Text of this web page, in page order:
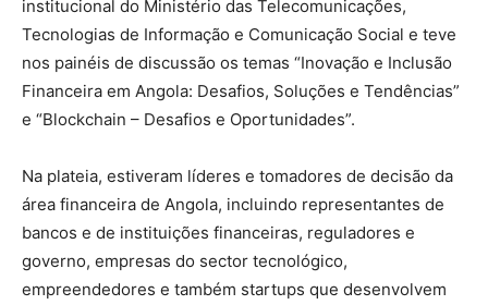
institucional do Ministério das Telecomunicações,
Tecnologias de Informação e Comunicação Social e teve
nos painéis de discussão os temas “Inovação e Inclusão
Financeira em Angola: Desafios, Soluções e Tendências”
e “Blockchain – Desafios e Oportunidades”.
Na plateia, estiveram líderes e tomadores de decisão da
área financeira de Angola, incluindo representantes de
bancos e de instituições financeiras, reguladores e
governo, empresas do sector tecnológico,
empreendedores e também startups que desenvolvem